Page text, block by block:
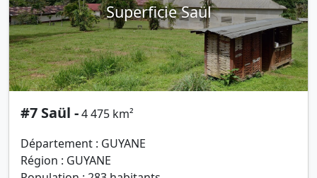
Superficie Saül
#7 Saül -4 475 km²
Département : GUYANE
Région : GUYANE